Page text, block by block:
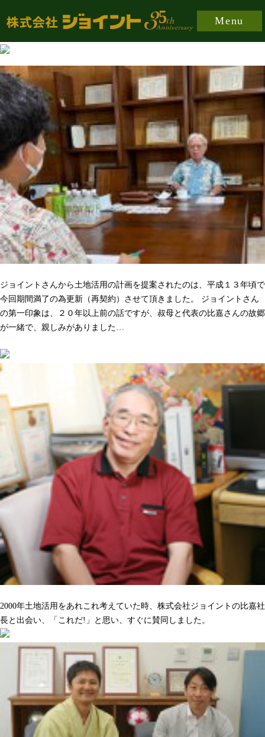
Menu
fancybox/fancybox/jquery.fancybox-1.3.8.min.css
ジョイントさんから土地活用の計画を提案されたのは、平成１３年頃で
今回期間満了の為更新（再契約）させて頂きました。 ジョイントさん
の第一印象は、２０年以上前の話ですが、叔母と代表の比嘉さんの故郷
が一緒で、親しみがありました…
2000年土地活用をあれこれ考えていた時、株式会社ジョイントの比嘉社
長と出会い、「これだ!」と思い、すぐに賛同しました。